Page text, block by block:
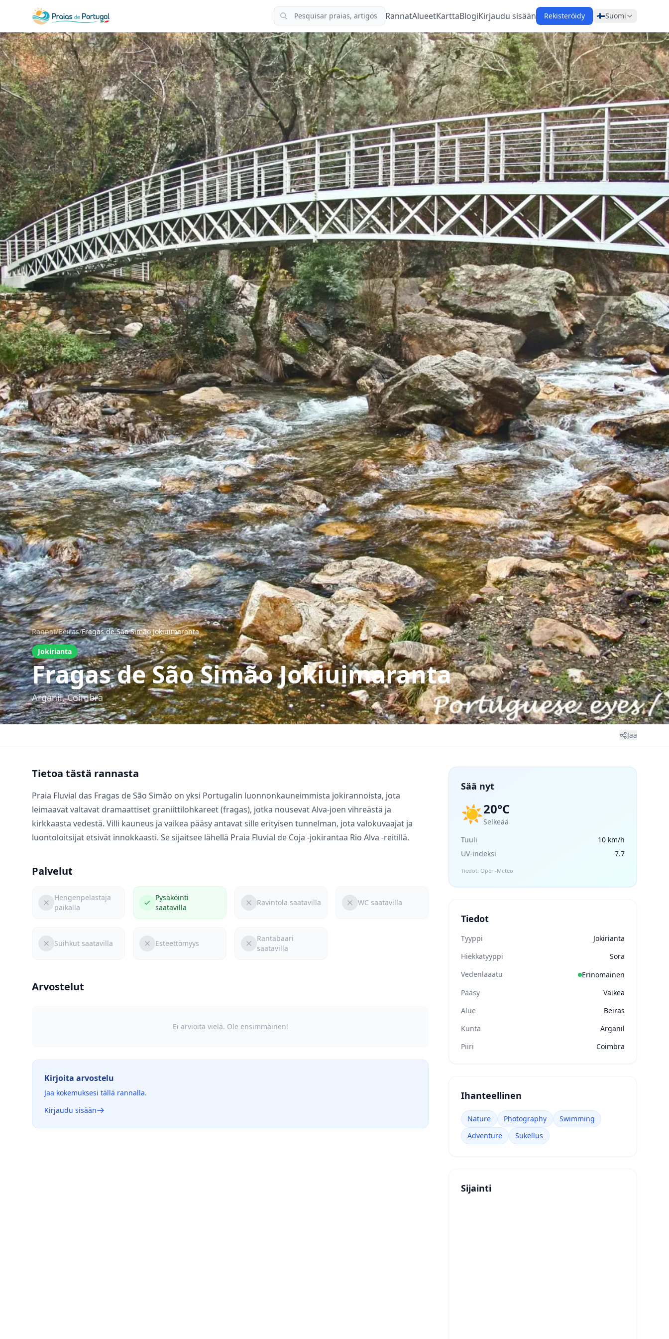
RannatAlueetKarttaBlogiKirjaudu sisään Rekisteröidy 🇫🇮Suomi
Rannat/Beiras/Fragas de São Simão Jokiuimaranta
Jokirianta
Fragas de São Simão Jokiuimaranta
Arganil, Coimbra
Jaa
Tietoa tästä rannasta
Praia Fluvial das Fragas de São Simão on yksi Portugalin luonnonkauneimmista jokirannoista, jota
leimaavat valtavat dramaattiset graniittilohkareet (fragas), jotka nousevat Alva-joen vihreästä ja
kirkkaasta vedestä. Villi kauneus ja vaikea pääsy antavat sille erityisen tunnelman, jota valokuvaajat ja
luontoloitsijat etsivät innokkaasti. Se sijaitsee lähellä Praia Fluvial de Coja -jokirantaa Rio Alva -reitillä.
Palvelut
Hengenpelastaja
paikalla
Pysäköinti
saatavilla
Ravintola saatavilla WC saatavilla
Suihkut saatavilla Esteettömyys
Rantabaari
saatavilla
Arvostelut
Ei arvioita vielä. Ole ensimmäinen!
Kirjoita arvostelu
Jaa kokemuksesi tällä rannalla.
Kirjaudu sisään
Sää nyt
☀️20°C
Selkeää
Tuuli
10 km/h
UV-indeksi
7.7
Tiedot: Open-Meteo
Tiedot
Tyyppi
Jokirianta
Hiekkatyyppi
Sora
Vedenlaaatu
Erinomainen
Pääsy
Vaikea
Alue
Beiras
Kunta
Arganil
Piiri
Coimbra
Ihanteellinen
Nature Photography
Swimming
Adventure
Sukellus
Sijainti